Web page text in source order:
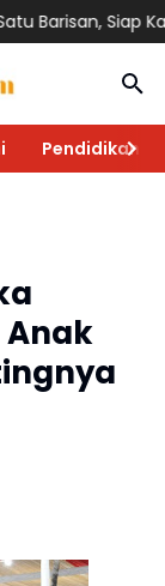
NU ke-
Pendidikan
Anak